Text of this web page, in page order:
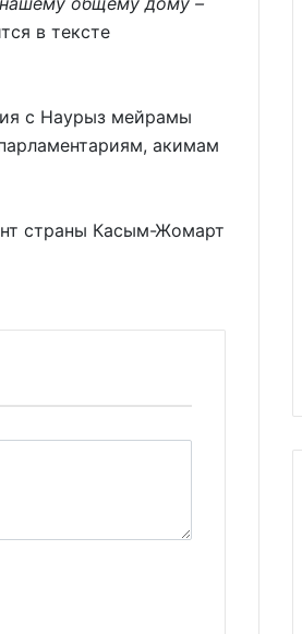
в тексте
с Наурыз мейрамы
акимам
страны Касым-Жомарт